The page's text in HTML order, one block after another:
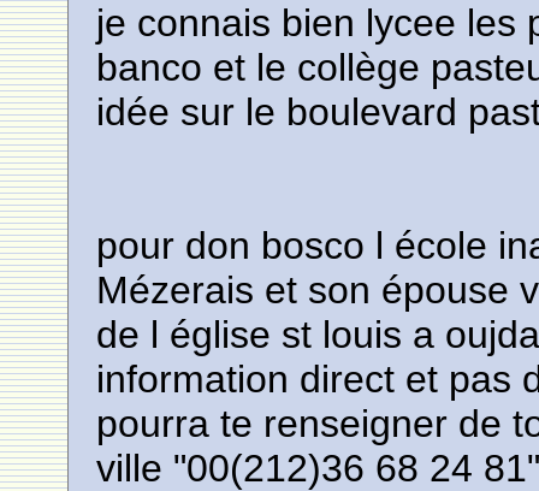
je connais bien lycee les
banco et le collège
idée sur le boulevard
pour don bosco l école
Mézerais et son épouse
de l église st louis a
information direct et pas
pourra te renseigner de
ville "00(212)36 68 24